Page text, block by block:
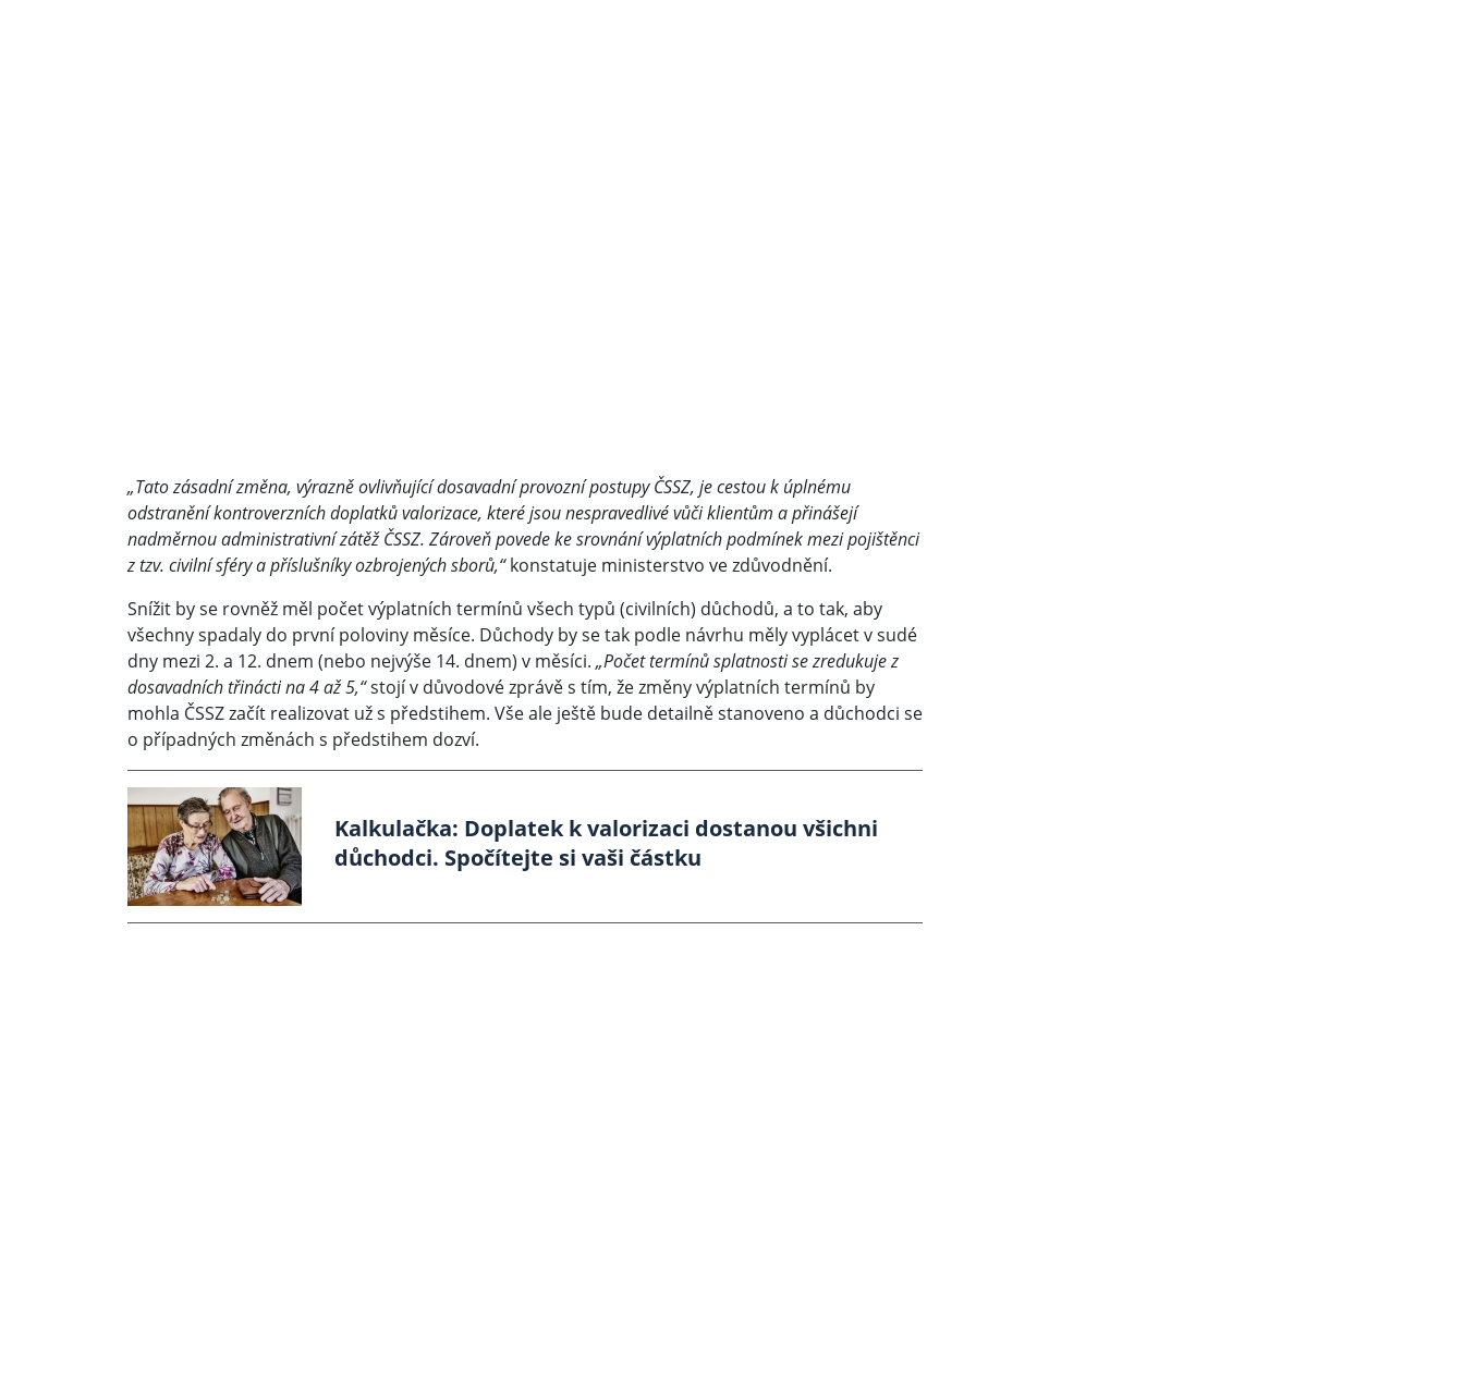
„Tato zásadní změna, výrazně ovlivňující dosavadní provozní postupy ČSSZ, je cestou k úplnému
odstranění kontroverzních doplatků valorizace, které jsou nespravedlivé vůči klientům a přinášejí
nadměrnou administrativní zátěž ČSSZ. Zároveň povede ke srovnání výplatních podmínek mezi pojištěnci
z tzv. civilní sféry a příslušníky ozbrojených sborů,“konstatuje ministerstvo ve zdůvodnění.
Snížit by se rovněž měl počet výplatních termínů všech typů (civilních) důchodů, a to tak, aby
všechny spadaly do první poloviny měsíce. Důchody by se tak podle návrhu měly vyplácet v sudé
dny mezi 2. a 12. dnem (nebo nejvýše 14. dnem) v měsíci.„Počet termínů splatnosti se zredukuje z
dosavadních třinácti na 4 až 5,“stojí v důvodové zprávě s tím, že změny výplatních termínů by
mohla ČSSZ začít realizovat už s předstihem. Vše ale ještě bude detailně stanoveno a důchodci se
o případných změnách s předstihem dozví.
Kalkulačka: Doplatek k valorizaci dostanou všichni
důchodci. Spočítejte si vaši částku